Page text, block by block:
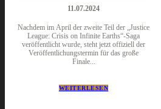
11.07.2024
Nachdem im April der zweite Teil der „Justice
League: Crisis on Infinite Earths“-Saga
veröffentlicht wurde, steht jetzt offiziell der
Veröffentlichungstermin für das große
Finale...
WEITERLESEN